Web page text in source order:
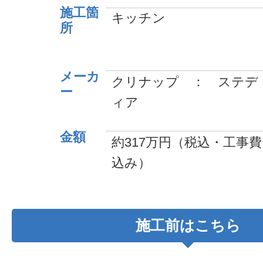
施工箇
所
キッチン
メーカ
ー
クリナップ ： ステデ
ィア
金額
約317万円（税込・工事費
込み）
施工前はこちら